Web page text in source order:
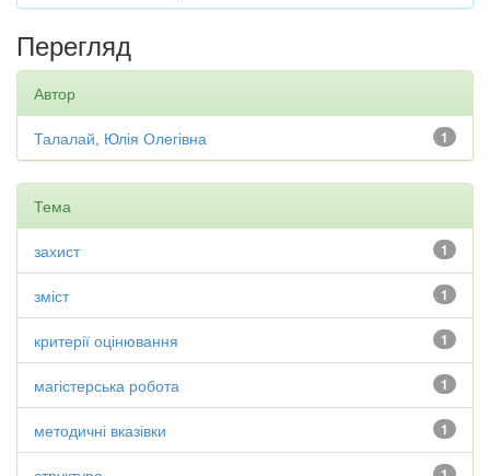
Перегляд
Автор
1
Талалай, Юлія Олегівна
Тема
1
захист
1
зміст
1
критерії оцінювання
1
магістерська робота
1
методичні вказівки